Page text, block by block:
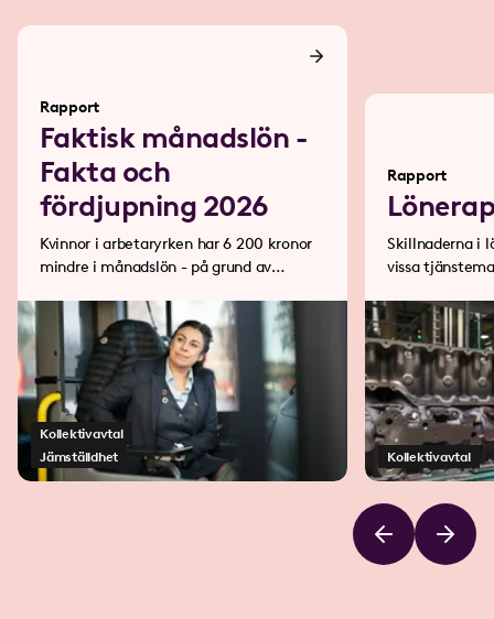
Rapport
Faktisk månadslön -
Fakta och
fördjupning 2026
Kvinnor i arbetaryrken har 6 200 kronor
mindre i månadslön - på grund av
Kollektivavtal
Jämställdhet
Rapport
Skillnaderna i
vissa
Kollektivavtal